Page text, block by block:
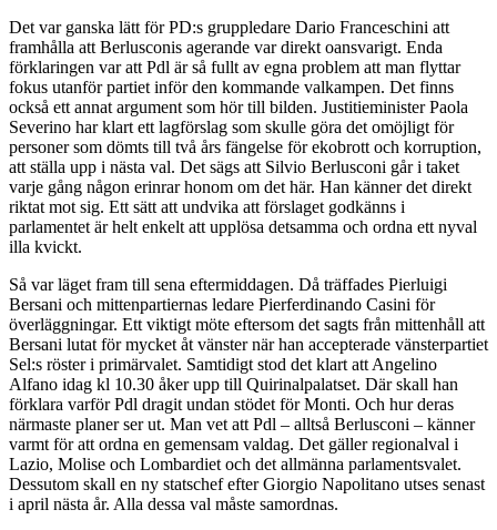
Det var ganska lätt för PD:s gruppledare Dario Franceschini att
framhålla att Berlusconis agerande var direkt oansvarigt. Enda
förklaringen var att Pdl är så fullt av egna problem att man flyttar
fokus utanför partiet inför den kommande valkampen. Det finns
också ett annat argument som hör till bilden. Justitieminister Paola
Severino har klart ett lagförslag som skulle göra det omöjligt för
personer som dömts till två års fängelse för ekobrott och korruption,
att ställa upp i nästa val. Det sägs att Silvio Berlusconi går i taket
varje gång någon erinrar honom om det här. Han känner det direkt
riktat mot sig. Ett sätt att undvika att förslaget godkänns i
parlamentet är helt enkelt att upplösa detsamma och ordna ett nyval
illa kvickt.
Så var läget fram till sena eftermiddagen. Då träffades Pierluigi
Bersani och mittenpartiernas ledare Pierferdinando Casini för
överläggningar. Ett viktigt möte eftersom det sagts från mittenhåll att
Bersani lutat för mycket åt vänster när han accepterade vänsterpartiet
Sel:s röster i primärvalet. Samtidigt stod det klart att Angelino
Alfano idag kl 10.30 åker upp till Quirinalpalatset. Där skall han
förklara varför Pdl dragit undan stödet för Monti. Och hur deras
närmaste planer ser ut. Man vet att Pdl – alltså Berlusconi – känner
varmt för att ordna en gemensam valdag. Det gäller regionalval i
Lazio, Molise och Lombardiet och det allmänna parlamentsvalet.
Dessutom skall en ny statschef efter Giorgio Napolitano utses senast
i april nästa år. Alla dessa val måste samordnas.